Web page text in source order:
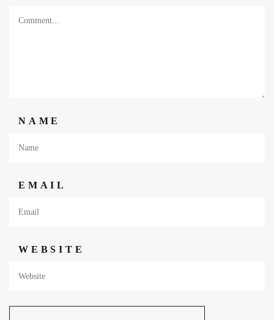
NAME
EMAIL
WEBSITE